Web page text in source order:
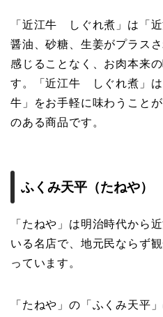
「近江牛 しぐれ煮」は「
醤油、砂糖、生姜がプラス
感じることなく、お肉本来
す。「近江牛 しぐれ煮」
牛」をお手軽に味わうこと
のある商品です。
ふくみ天平（たねや）
「たねや」は明治時代から
いる名店で、地元民ならず
っています。
「たねや」の「ふくみ天平